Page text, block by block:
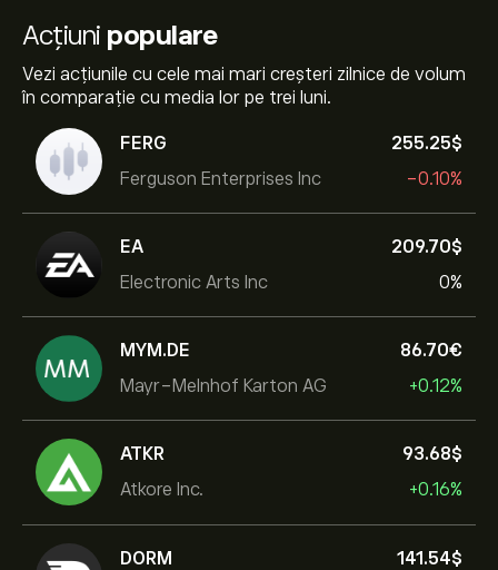
Acțiuni populare
Vezi acțiunile cu cele mai mari creșteri zilnice de volum
în comparație cu media lor pe trei luni.
FERG
Ferguson Enterprises Inc
255.25‎$‎
-0.10%
EA
Electronic Arts Inc
209.70‎$‎
0%
MYM.DE
Mayr-Melnhof Karton AG
86.70‎€‎
+0.12%
ATKR
Atkore Inc.
93.68‎$‎
+0.16%
DORM
141.54‎$‎